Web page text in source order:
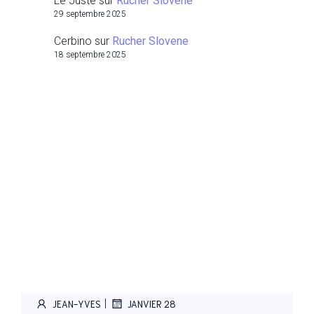
29 septembre 2025
Cerbino sur Rucher Slovene
18 septembre 2025
JEAN-YVES | JANVIER 28